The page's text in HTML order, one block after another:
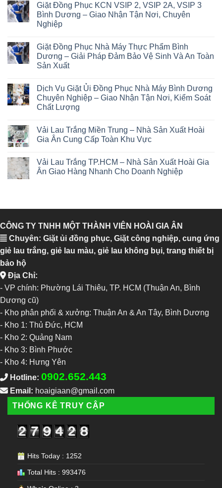
Giặt Đồng Phục KCN VSIP 2, VSIP 2A, VSIP 3
Bình Dương – Giao Nhận Tận Nơi, Chuyên
Nghiệp
Giặt Đồng Phục Nhà Máy Thực Phẩm Bình
Dương – Giải Pháp Đảm Bảo Vệ Sinh Và An Toàn
Sản Xuất
Dịch Vụ Giặt Ủi Đồng Phục Nhà Máy Bình Dương
Chuyên Nghiệp – Giao Nhận Tận Nơi, Kiểm Soát
Chất Lượng
Vải Lau Trắng Miền Trung – Nhà Sản Xuất Hoài
Gia Ân Cung Cấp Toàn Khu Vực
Vải Lau Trắng TP.HCM – Nhà Sản Xuất Hoài Gia
Ân Giao Hàng Nhanh Cho Doanh Nghiệp
CÔNG TY TNHH MỘT THÀNH VIÊN HOÀI GIA ÂN
Chuyên: Giặt ủi đồng phục, Giặt công nghiệp, cung ứng
giẻ lau trắng, giẻ lau màu, giẻ lau không bụi, trang thiết bị
bảo hộ
Địa Chỉ:
- VP chính: Phường Lái Thiêu, TP. HCM (Thuận An, Bình
Dương cũ)
- Kho phân phối & xưởng: Thuận An & An Tây, Bình Dương
- Kho 1: Thủ Đức, HCM
- Kho 2: Quảng Nam
- Kho 3: Bình Phước
- Kho 4: Hưng Yên
Hotline: 0902.652.443
Email: hoaigiaan@gmail.com
THỐNG KÊ TRUY CẬP
Hits Today : 1252
Total Hits : 993476